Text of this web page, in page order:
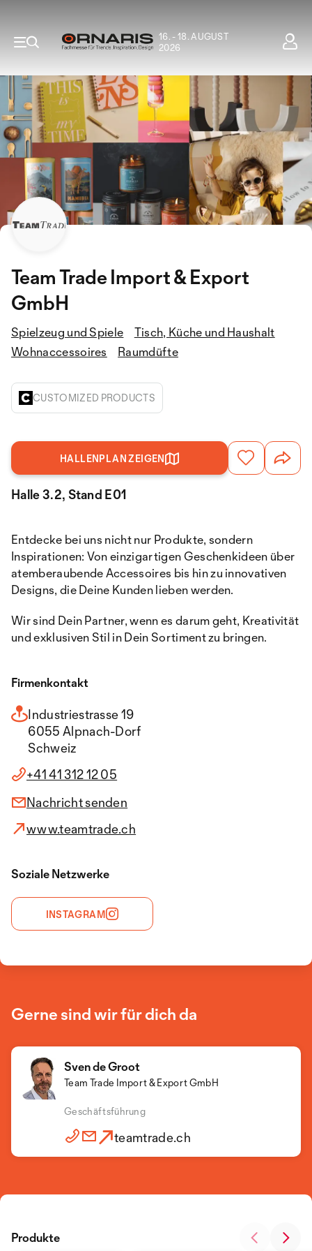
16. - 18. AUGUST
2026
Team Trade Import & Export
GmbH
Spielzeug und Spiele
Tisch, Küche und Haushalt
Wohnaccessoires
Raumdüfte
CUSTOMIZED PRODUCTS
HALLENPLAN ZEIGEN
Halle 3.2, Stand E01
Entdecke bei uns nicht nur Produkte, sondern
Inspirationen: Von einzigartigen Geschenkideen über
atemberaubende Accessoires bis hin zu innovativen
Designs, die Deine Kunden lieben werden.
Wir sind Dein Partner, wenn es darum geht, Kreativität
und exklusiven Stil in Dein Sortiment zu bringen.
Firmenkontakt
Industriestrasse 19
6055 Alpnach-Dorf
Schweiz
+41 41 312 12 05
Nachricht senden
www.teamtrade.ch
Soziale Netzwerke
INSTAGRAM
Gerne sind wir für dich da
Sven de Groot
Team Trade Import & Export GmbH
Geschäftsführung
teamtrade.ch
Produkte